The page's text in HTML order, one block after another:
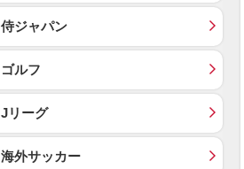
侍ジャパン
ゴルフ
Jリーグ
海外サッカー